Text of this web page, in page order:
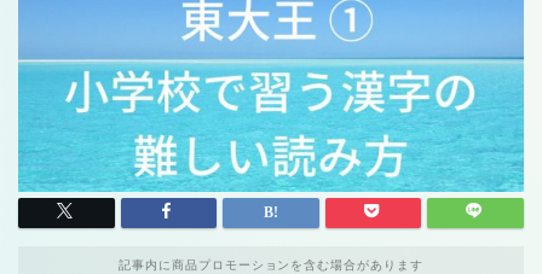
記事内に商品プロモーションを含む場合があります